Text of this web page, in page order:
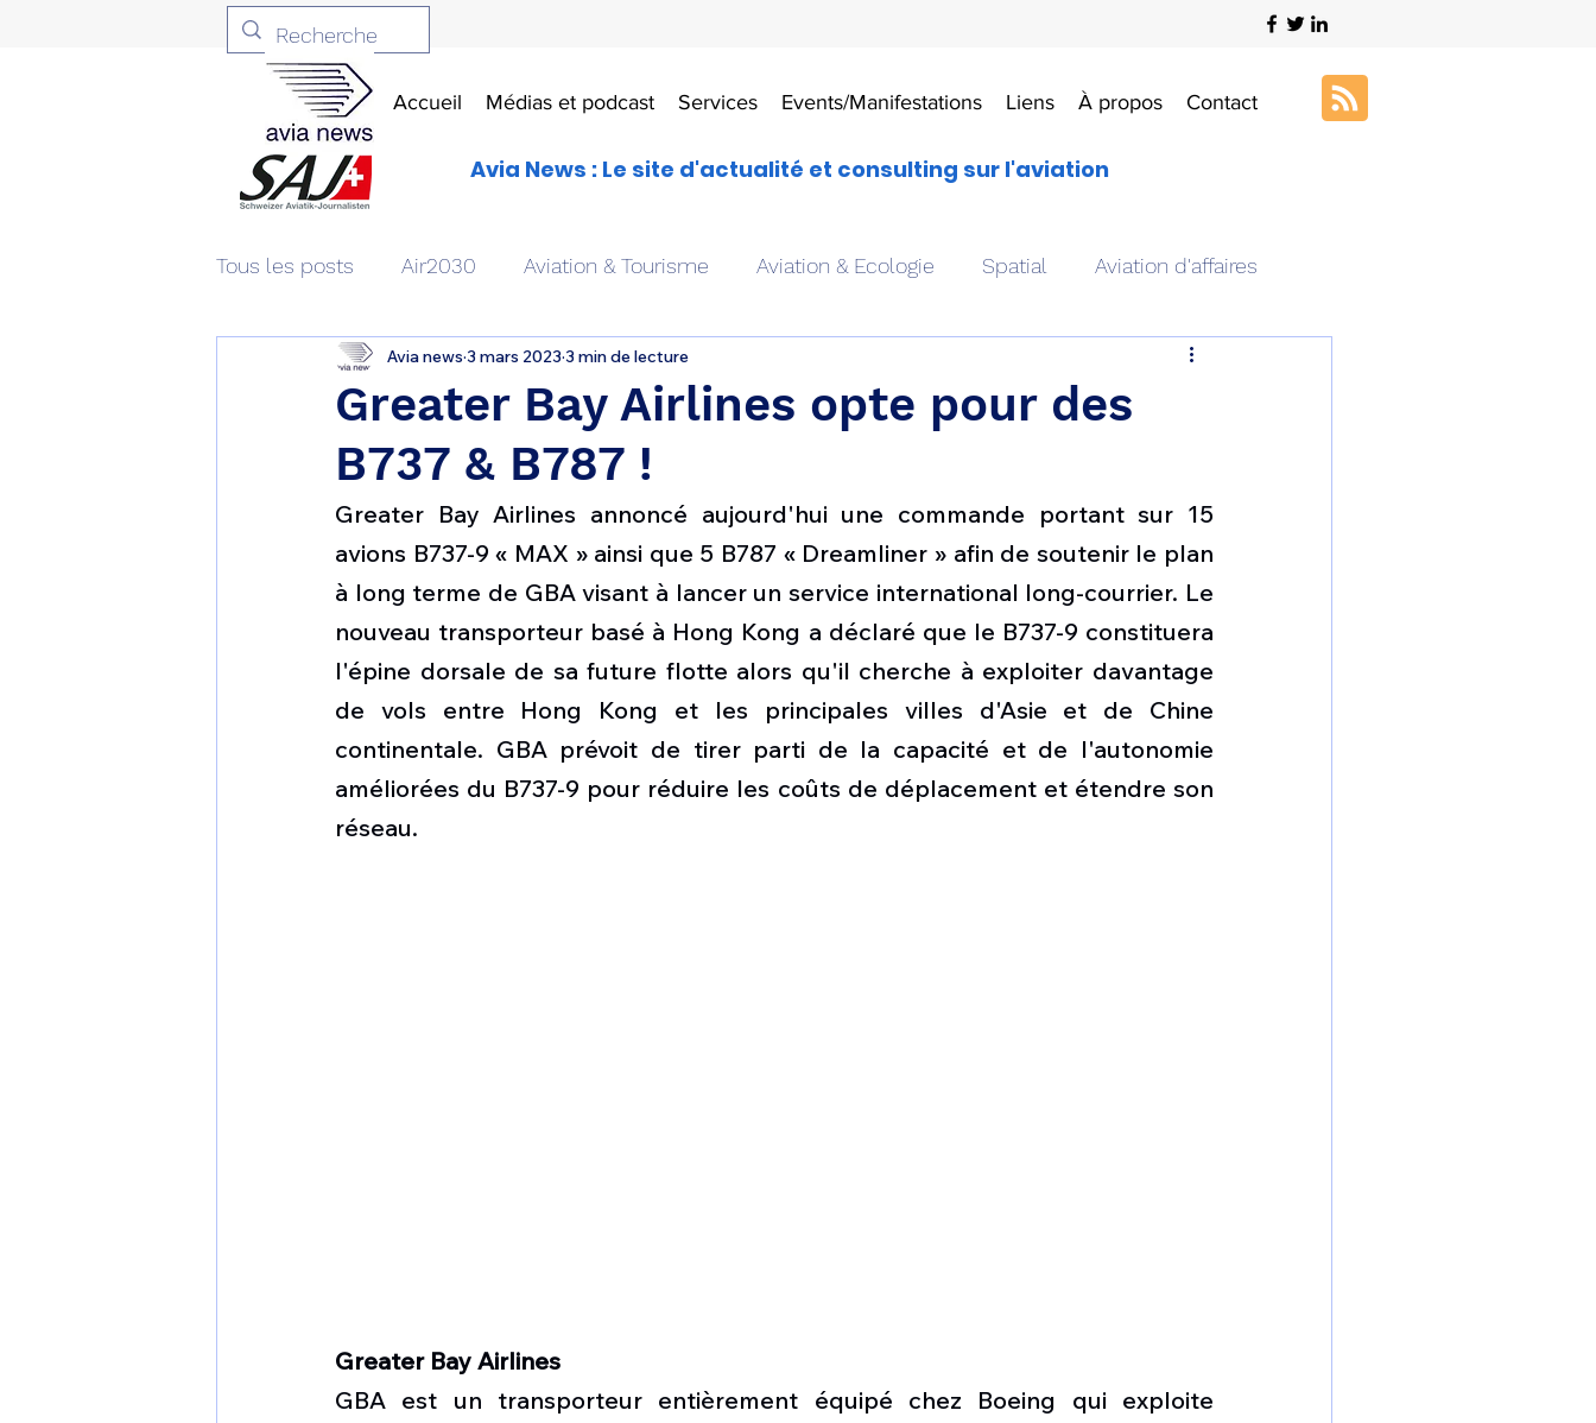
Accueil Médias et podcast Services Events/Manifestations Liens À propos Contact
Avia News : Le site d'actualité et consulting sur l'aviation
Tous les posts Air2030 Aviation & Tourisme Aviation & Ecologie Spatial Aviation d'affaires
Aviation & Défense Livres Drones aériens Art & Aviation
Patrimoine aéronautique Avionique & pilotage
1 er avril Motorisation Défense sol-air DSA Amphibie Drones Composante ESPACE
Shenyang J-35 Bombardier Global 6500 Fret aérien Salon Aéronautique de Dubaï 25
Airbus H145M Opération militaire au Vénézuela Simulateur avion de combat Avionneurs
Tiltrotors
Greater Bay Airlines opte pour des
B737 & B787 !
Avia news 3 mars 20233 min de lecture
Greater Bay Airlines annoncé aujourd'hui une commande portant sur 15
avions B737-9 « MAX » ainsi que 5 B787 « Dreamliner » afin de soutenir le plan
à long terme de GBA visant à lancer un service international long-courrier. Le
nouveau transporteur basé à Hong Kong a déclaré que le B737-9 constituera
l'épine dorsale de sa future flotte alors qu'il cherche à exploiter davantage
de vols entre Hong Kong et les principales villes d'Asie et de Chine
continentale. GBA prévoit de tirer parti de la capacité et de l'autonomie
améliorées du B737-9 pour réduire les coûts de déplacement et étendre son
réseau.
Greater Bay Airlines
GBA est un transporteur entièrement équipé chez Boeing qui exploite